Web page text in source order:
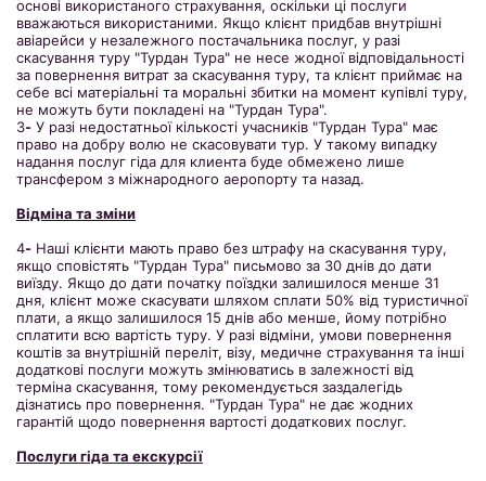
основі використаного страхування, оскільки ці послуги
вважаються використаними. Якщо клієнт придбав внутрішні
авіарейси у незалежного постачальника послуг, у разі
скасування туру "Турдан Тура" не несе жодної відповідальності
за повернення витрат за скасування туру, та клієнт приймає на
себе всі матеріальні та моральні збитки на момент купівлі туру,
не можуть бути покладені на "Турдан Тура".
3- У разі недостатньої кількості учасників "Турдан Тура" має
право на добру волю не скасовувати тур. У такому випадку
надання послуг гіда для клиента буде обмежено лише
трансфером з міжнародного аеропорту та назад.
Відміна та зміни
4- Наші клієнти мають право без штрафу на скасування туру,
якщо сповістять "Турдан Тура" письмово за 30 днів до дати
виїзду. Якщо до дати початку поїздки залишилося менше 31
дня, клієнт може скасувати шляхом сплати 50% від туристичної
плати, а якщо залишилося 15 днів або менше, йому потрібно
сплатити всю вартість туру. У разі відміни, умови повернення
коштів за внутрішній переліт, візу, медичне страхування та інші
додаткові послуги можуть змінюватись в залежності від
терміна скасування, тому рекомендується заздалегідь
дізнатись про повернення. "Турдан Тура" не дає жодних
гарантій щодо повернення вартості додаткових послуг.
Послуги гіда та екскурсії